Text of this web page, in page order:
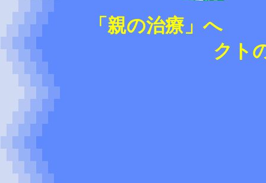
「親の治療」へ 「
クト